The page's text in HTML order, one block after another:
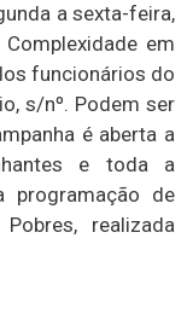
a sexta-feira,
em
funcionários do
s/nº. Podem ser
é aberta a
e toda a
programação de
realizada